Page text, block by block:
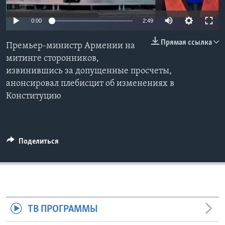
Learning English
СОЦИАЛЬНЫЕ СЕТИ
Языки
0:00 2:49
Прямая ссылка
Премьер-министр Армении на
митинге сторонников,
извинившись за допущенные просчеты,
анонсировал плебисцит об изменениях в
Конституцию
Поделиться
ТВ ПРОГРАММЫ